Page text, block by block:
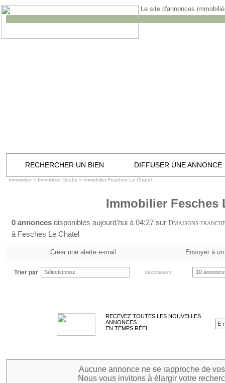
Le site d'annonces
RECHERCHER UN BIEN DIFFUSER UNE ANNONCE
Immobilier > Immobilier Doubs > Immobilier Fesches Le Chatel
Immobilier Fesches
0 annonces disponibles aujourd'hui à 04:27 sur DMAISONS-
à Fesches Le Chatel
Créer une alerte e-mail Envoyer à
Trier par Sélectionnez décroissant 10
RECEVEZ TOUTES LES NOUVELLES
ANNONCES
EN TEMPS RÉEL
Aucune annonce ne se rapproche de
Nous vous invitons à élargir votre